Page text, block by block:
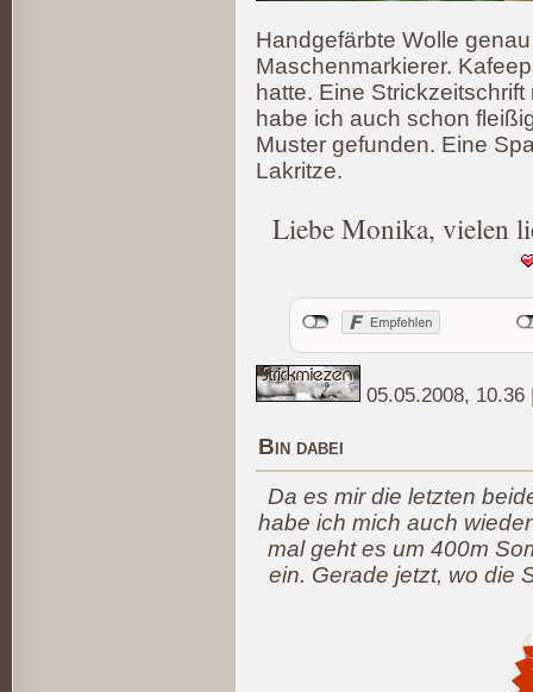
Handgefärbte Wolle
Maschenmarkierer.
hatte. Eine
habe ich auch schon
Muster gefunden. Eine
Lakritze.
Liebe Monika, vielen
05.05.2008, 10.36
Bin dabei
Da es mir die letzten
habe ich mich auch
mal geht es um 400m
ein. Gerade jetzt, wo die